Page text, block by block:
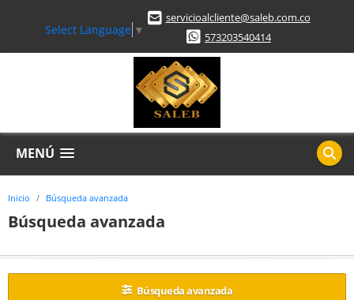
Select Language ▼
servicioalcliente@saleb.com.co
573203540414
MENÚ
Inicio Búsqueda avanzada
Búsqueda avanzada
Búsqueda avanzada